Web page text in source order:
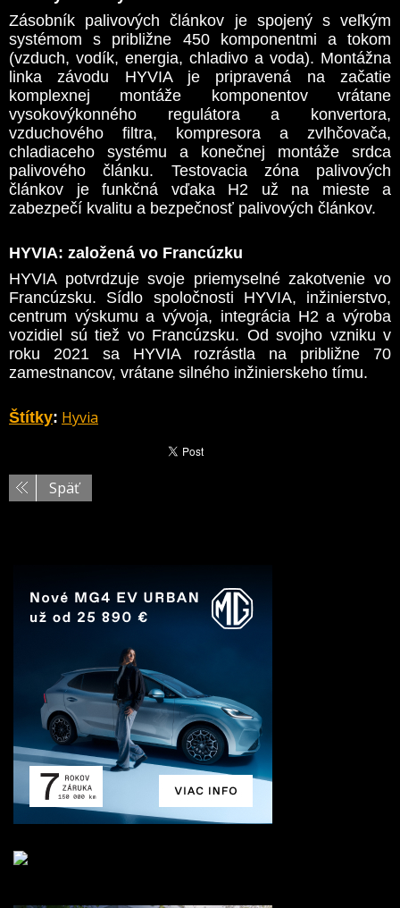
Zásobník palivových článkov je spojený s veľkým
systémom s približne 450 komponentmi a tokom
(vzduch, vodík, energia, chladivo a voda). Montážna
linka závodu HYVIA je pripravená na začatie
komplexnej montáže komponentov vrátane
vysokovýkonného regulátora a konvertora,
vzduchového filtra, kompresora a zvlhčovača,
chladiaceho systému a konečnej montáže srdca
palivového článku. Testovacia zóna palivových
článkov je funkčná vďaka H2 už na mieste a
zabezpečí kvalitu a bezpečnosť palivových článkov.
HYVIA: založená vo Francúzku
HYVIA potvrdzuje svoje priemyselné zakotvenie vo
Francúzsku. Sídlo spoločnosti HYVIA, inžinierstvo,
centrum výskumu a vývoja, integrácia H2 a výroba
vozidiel sú tiež vo Francúzsku. Od svojho vzniku v
roku 2021 sa HYVIA rozrástla na približne 70
zamestnancov, vrátane silného inžinierskeho tímu.
Štítky: Hyvia
Späť